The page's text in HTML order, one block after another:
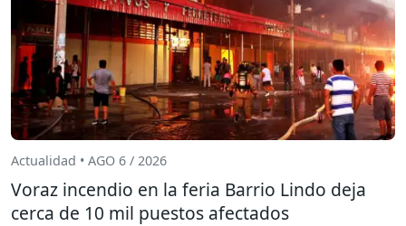
Actualidad • AGO 6 / 2026
Voraz incendio en la feria Barrio Lindo deja
cerca de 10 mil puestos afectados